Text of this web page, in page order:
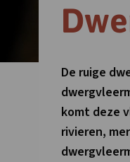
De ruige
komt deze
rivieren,